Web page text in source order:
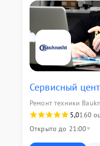
Сервисный
Ремонт техники
5,0160
Открыто до 21:00